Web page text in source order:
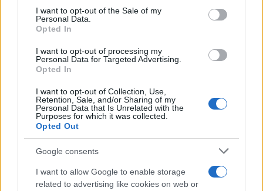
consent section.
I want to opt-out of the Sale of my
Personal Data.
Opted In
I want to opt-out of processing my
Personal Data for Targeted Advertising.
Opted In
I want to opt-out of Collection, Use,
Retention, Sale, and/or Sharing of my
Personal Data that Is Unrelated with the
Purposes for which it was collected.
Opted Out
Google consents
I want to allow Google to enable storage
related to advertising like cookies on web or
FŐCÍM
AJÁNLOTT VIDEÓK